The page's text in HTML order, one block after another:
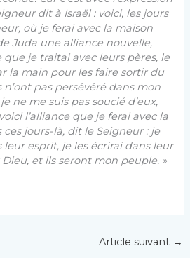
dit à Israël : voici, les jours
où je ferai avec la maison
Juda une alliance nouvelle,
que je traitai avec leurs pères, le
la main pour les faire sortir du
n’ont pas persévéré dans mon
ne me suis pas soucié d’eux,
l’alliance que je ferai avec la
ces jours-là, dit le Seigneur : je
esprit, je les écrirai dans leur
et ils seront mon peuple. »
Article suivant →